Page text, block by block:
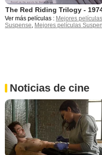
The Red Riding Trilogy -
Ver más películas : Mejores
Suspense Mejores películas
Noticias de cine